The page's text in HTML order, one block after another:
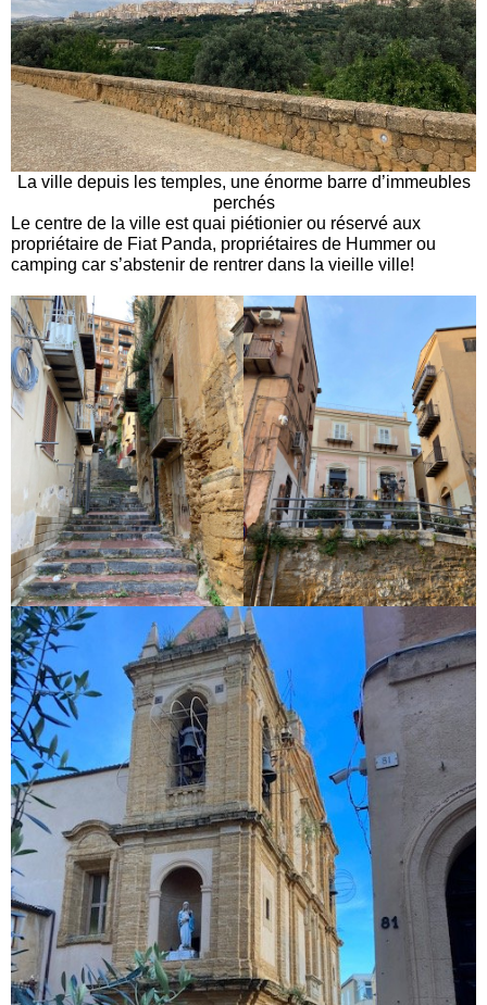
La ville depuis les temples, une énorme barre d’immeubles
perchés
Le centre de la ville est quai piétionier ou réservé aux
propriétaire de Fiat Panda, propriétaires de Hummer ou
camping car s’abstenir de rentrer dans la vieille ville!